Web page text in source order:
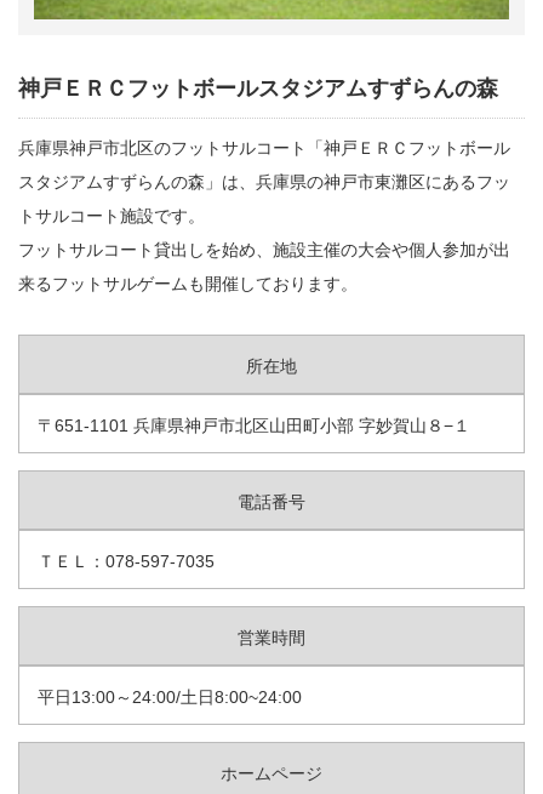
神戸ＥＲＣフットボールスタジアムすずらんの森
兵庫県神戸市北区のフットサルコート「神戸ＥＲＣフットボール
スタジアムすずらんの森」は、兵庫県の神戸市東灘区にあるフッ
トサルコート施設です。
フットサルコート貸出しを始め、施設主催の大会や個人参加が出
来るフットサルゲームも開催しております。
所在地
〒651-1101 兵庫県神戸市北区山田町小部 字妙賀山８−１
電話番号
ＴＥＬ：078-597-7035
営業時間
平日13:00～24:00/土日8:00~24:00
ホームページ